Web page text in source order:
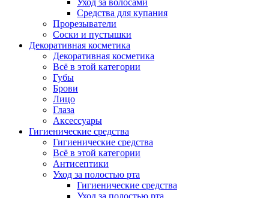
Уход за волосами
Средства для купания
Прорезыватели
Соски и пустышки
Декоративная косметика
Декоративная косметика
Всё в этой категории
Губы
Брови
Лицо
Глаза
Аксессуары
Гигиенические средства
Гигиенические средства
Всё в этой категории
Антисептики
Уход за полостью рта
Гигиенические средства
Уход за полостью рта